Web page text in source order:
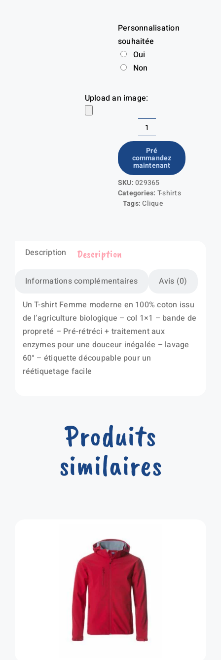
Personnalisation
souhaitée
Oui
Non
Upload an image:
quantité
de
Classic
OC-
T
Ladies
Pré
commandez
maintenant
SKU:029365
Categories: T-shirts
Tags:Clique
Description
Informations complémentaires Avis (0)
Description
Un T-shirt Femme moderne en 100% coton issu
de l’agriculture biologique – col 1×1 – bande de
propreté – Pré-rétréci + traitement aux
enzymes pour une douceur inégalée – lavage
60° – étiquette découpable pour un
réétiquetage facile
Produits
similaires